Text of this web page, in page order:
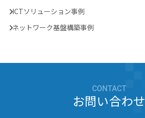
ICTソリューション事例
ネットワーク基盤構築事例
CONTACT
お問い合わせ